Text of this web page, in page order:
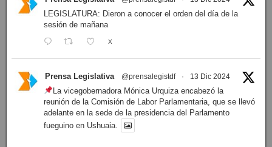
LEGISLATURA: Dieron a conocer el orden del día de la
sesión de mañana
X
Prensa Legislativa @prensalegistdf · 13 Dic 2024
La vicegobernadora Mónica Urquiza encabezó la
reunión de la Comisión de Labor Parlamentaria, que se llevó
adelante en la sede de la presidencia del Parlamento
fueguino en Ushuaia.